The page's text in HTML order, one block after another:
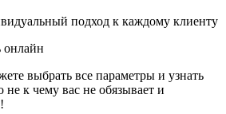
подход к каждому клиенту
онлайн
выбрать все параметры и узнать
не к чему вас не обязывает и